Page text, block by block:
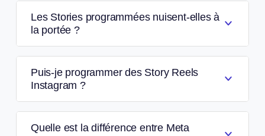
Les Stories programmées nuisent-elles à
la portée ?
Puis-je programmer des Story Reels
Instagram ?
Quelle est la différence entre Meta